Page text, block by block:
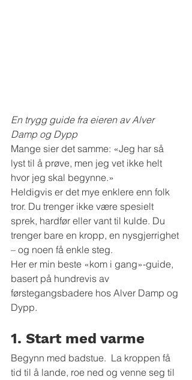
En trygg guide fra eieren av Alver
Damp og Dypp
Mange sier det samme: «Jeg har så
lyst til å prøve, men jeg vet ikke helt
hvor jeg skal begynne.»
Heldigvis er det mye enklere enn folk
tror. Du trenger ikke være spesielt
sprek, hardfør eller vant til kulde. Du
trenger bare en kropp, en nysgjerrighet
– og noen få enkle steg.
Her er min beste «kom i gang»-guide,
basert på hundrevis av
førstegangsbadere hos Alver Damp og
Dypp.
1. Start med varme
Begynn med badstue.  La kroppen få
tid til å lande, roe ned og venne seg til